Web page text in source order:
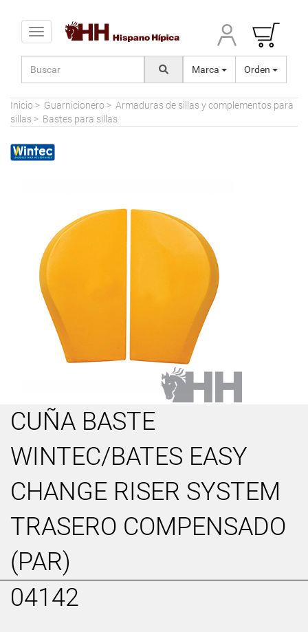
Toggle navigation
Marca Orden
Inicio > Guarnicionero > Armaduras de sillas y complementos para
sillas > Bastes para sillas
CUÑA BASTE
WINTEC/BATES EASY
CHANGE RISER SYSTEM
TRASERO COMPENSADO
(PAR)
04142